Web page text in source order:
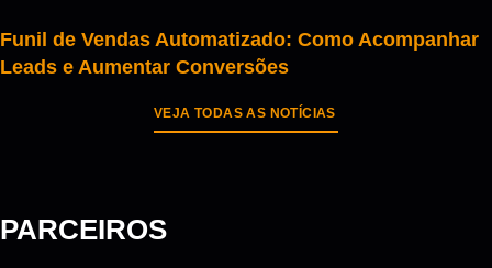
Funil de Vendas Automatizado: Como Acompanhar
Leads e Aumentar Conversões
VEJA TODAS AS NOTÍCIAS
PARCEIROS